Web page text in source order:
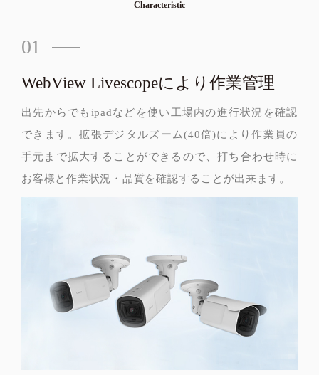
Characteristic
01
WebView Livescopeにより作業管理
出先からでもipadなどを使い工場内の進行状況を確認
できます。拡張デジタルズーム(40倍)により作業員の
手元まで拡大することができるので、打ち合わせ時に
お客様と作業状況・品質を確認することが出来ます。